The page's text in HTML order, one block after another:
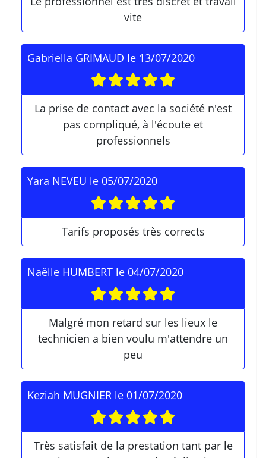
vite
Gabriella GRIMAUD le 13/07/2020
La prise de contact avec la société n'est
pas compliqué, à l'écoute et
professionnels
Yara NEVEU le 05/07/2020
Tarifs proposés très corrects
Naëlle HUMBERT le 04/07/2020
Malgré mon retard sur les lieux le
technicien a bien voulu m'attendre un
peu
Keziah MUGNIER le 01/07/2020
Très satisfait de la prestation tant par le